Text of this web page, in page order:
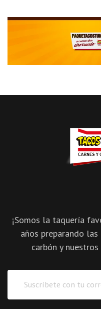
¡Somos la taquería
años preparando
carbón y